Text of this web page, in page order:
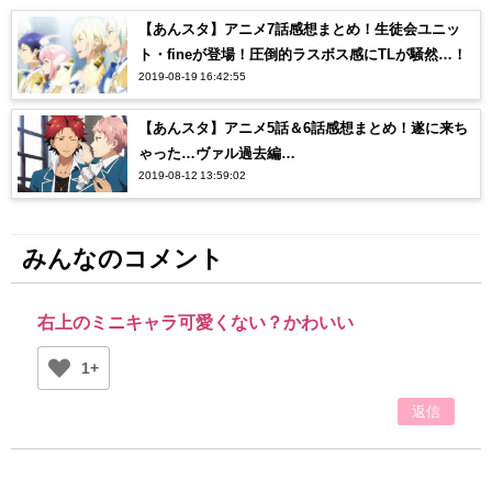
【あんスタ】アニメ7話感想まとめ！生徒会ユニッ
ト・fineが登場！圧倒的ラスボス感にTLが騒然…！
2019-08-19 16:42:55
【あんスタ】アニメ5話＆6話感想まとめ！遂に来ち
ゃった…ヴァル過去編…
2019-08-12 13:59:02
みんなのコメント
右上のミニキャラ可愛くない？かわいい
1+
返信